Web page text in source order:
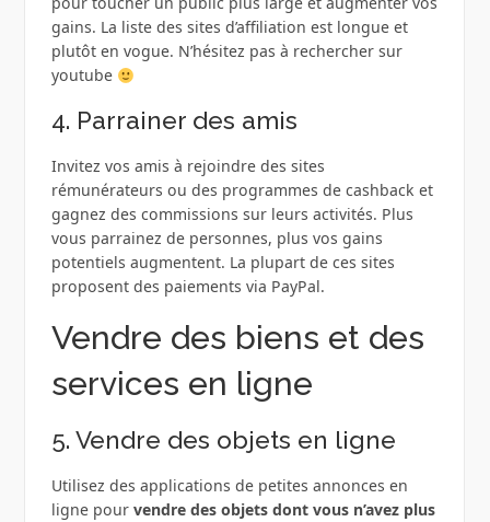
gains. La liste des sites d’affiliation est longue et
plutôt en vogue. N’hésitez pas à rechercher sur
youtube
4. Parrainer des amis
Invitez vos amis à rejoindre des sites
rémunérateurs ou des programmes de cashback et
gagnez des commissions sur leurs activités. Plus
vous parrainez de personnes, plus vos gains
potentiels augmentent. La plupart de ces sites
proposent des paiements via PayPal.
Vendre des biens et des
services en ligne
5. Vendre des objets en ligne
Utilisez des applications de petites annonces en
ligne pour vendre des objets dont vous n’avez plus